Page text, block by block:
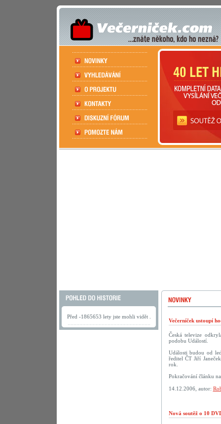
Před -1865653 lety jste mohli vidět .
Večerníček ustoupí
Česká televize
podobu Událostí.
Události budou od
ředitel ČT Jiří
rok.
Pokračování článku
14.12.2006, autor:
Nová soutěž o 10